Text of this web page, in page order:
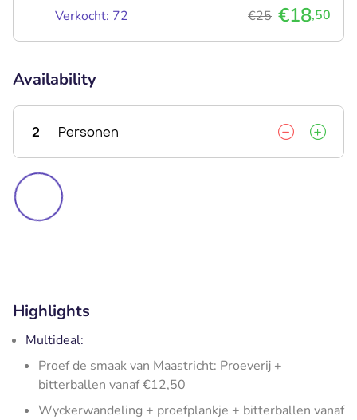
Verkocht: 72 €25 €18,50
Availability
2 Personen
Highlights
Multideal:
Proef de smaak van Maastricht: Proeverij +
bitterballen vanaf €12,50
Wyckerwandeling + proefplankje + bitterballen vanaf